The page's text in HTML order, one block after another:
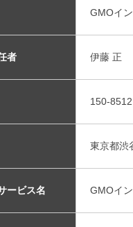
GMOイ
者 伊藤 正
150-8512
東京都渋
ービス名 GMOイ